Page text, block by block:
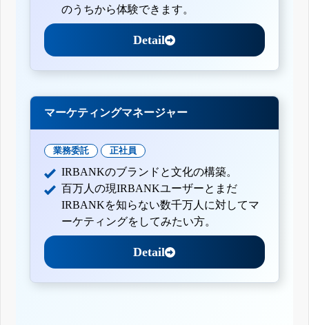
のうちから体験できます。
Detail
マーケティングマネージャー
業務委託 正社員
IRBANKのブランドと文化の構築。
百万人の現IRBANKユーザーとまだ
IRBANKを知らない数千万人に対してマ
ーケティングをしてみたい方。
Detail